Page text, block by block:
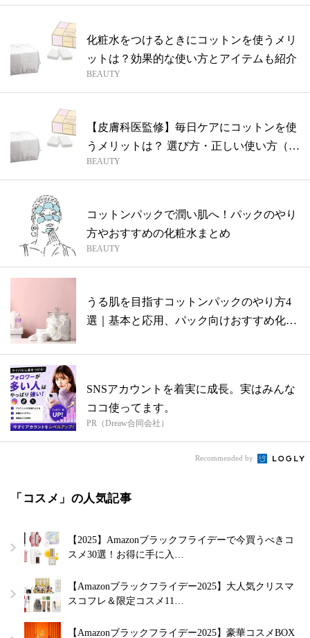
化粧水をつけるときにコットンを使うメリ
ットは？効果的な使い方とアイテムも紹介
BEAUTY
【皮膚科医監修】毎日ケアにコットンを使
うメリットは？ 選び方・正しい使い方（ま
と...
BEAUTY
コットンパックで潤い肌へ！パックのやり
方やおすすめの化粧水まとめ
BEAUTY
うる肌を目指すコットンパックのやり方4
選｜基本と応用、パック向けおすすめ化粧
SNSアカウントを着実に成長。実はみんな
ココ使ってます。
PR（Dreaw合同会社）
Recommended by
「コスメ」の人気記事
【2025】Amazonブラックフライデーで今買うべきコ
スメ30選！お得に手に入…
【Amazonブラックフライデー2025】大人気クリスマ
スコフレ＆限定コスメ11…
【Amazonブラックフライデー2025】豪華コスメBOX